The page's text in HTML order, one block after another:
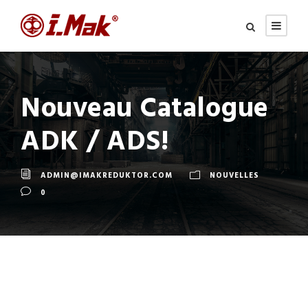
Nouveau Catalogue
ADK / ADS!
ADMIN@IMAKREDUKTOR.COM
NOUVELLES
0